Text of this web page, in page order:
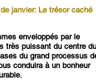
janvier: Le trésor caché
enveloppés par le
très puissant du centre du
du grand processus de
conduira à un bonheur